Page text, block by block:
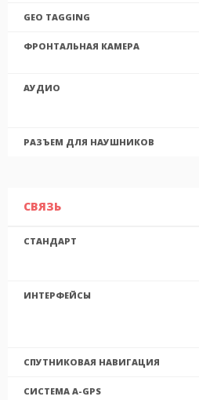
GEO TAGGING
ФРОНТАЛЬНАЯ КАМЕРА
АУДИО
РАЗЪЕМ ДЛЯ НАУШНИКОВ
СВЯЗЬ
СТАНДАРТ
ИНТЕРФЕЙСЫ
СПУТНИКОВАЯ НАВИГАЦИЯ
CИСТЕМА A-GPS